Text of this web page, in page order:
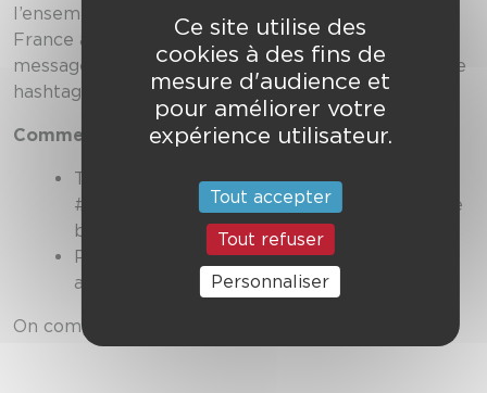
l’ensemble des citoyens haut-garonnais(es) et de
France à témoigner leur solidarité en postant un
message ou un selfie sur les réseaux sociaux avec le
hashtag #TouchePasàMonPompier.
Comment ?
Téléchargez et imprimez le bandeau
#TouchePasàMonPompier (en cliquant sur le
bandeau ci-dessus)
Postez votre message et/ou votre photo
avec le bandeau sur les réseaux sociaux.
On compte sur votre mobilisation !
Ce site utilise des
cookies à des fins de
mesure d'audience et
pour améliorer votre
expérience utilisateur.
Tout accepter
Tout refuser
Personnaliser